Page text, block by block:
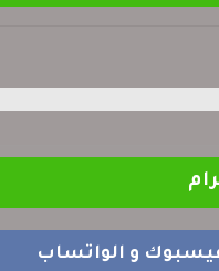
و الواتساب